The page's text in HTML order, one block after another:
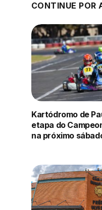
CONTINUE POR
Kartódromo de
etapa do
na próximo